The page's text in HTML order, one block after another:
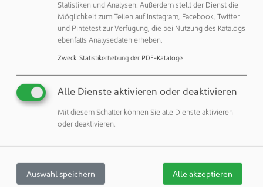
Optional ist die KEL-ERM VARIO auch mit integrierten
Gewindebuchsen erhältlich – perfekt für die Montage an
der Gehäuseinnenseite und ideal zum Schutz vor
Vandalismus oder unbeabsichtigtem Lösen.
icotek GmbH
73569 Eschach
Veröffentlichungen:
Weitere Veröffentlichungen dieses Unternehmens / Autors
Statistiken und Analysen. Außerdem stellt der Dienst die
Möglichkeit zum Teilen auf Instagram, Facebook, Twitter
und Pintetest zur Verfügung, die bei Nutzung des Katalogs
ebenfalls Analysedaten erheben.
Zweck: Statistikerhebung der PDF-Kataloge
Alle Dienste aktivieren oder deaktivieren
Mit diesem Schalter können Sie alle Dienste aktivieren
oder deaktivieren.
Auswahl speichern Alle akzeptieren